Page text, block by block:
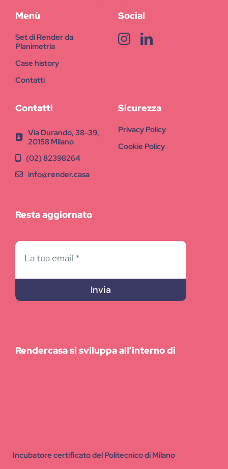
Menù
Set di Render da
Planimetria
Case history
Contatti
Social
Contatti
Via Durando, 38-39,
20158 Milano
(02) 82398264
info@render.casa
Sicurezza
Privacy Policy
Cookie Policy
Resta aggiornato
Invia
Rendercasa si sviluppa all’interno di
Incubatore certificato del Politecnico di Milano